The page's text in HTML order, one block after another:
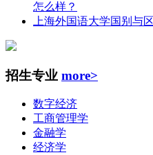
怎么样？
上海外国语大学国别与
招生专业 more>
数字经济
工商管理学
金融学
经济学